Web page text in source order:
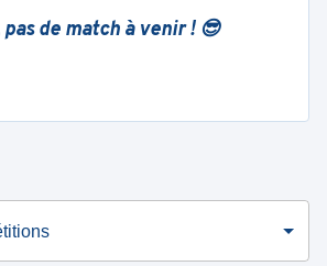
pas de match à venir ! 😎